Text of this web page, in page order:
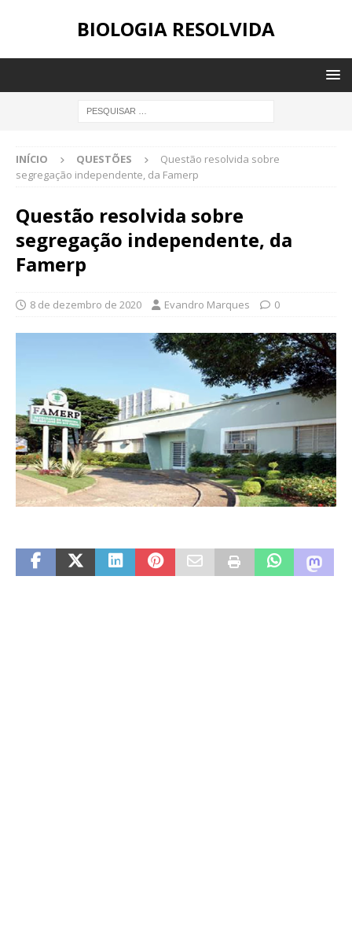
BIOLOGIA RESOLVIDA
INÍCIO QUESTÕES
Questão resolvida sobre
segregação independente, da Famerp
Questão resolvida sobre
segregação independente, da
Famerp
8 de dezembro de 2020 Evandro Marques 0